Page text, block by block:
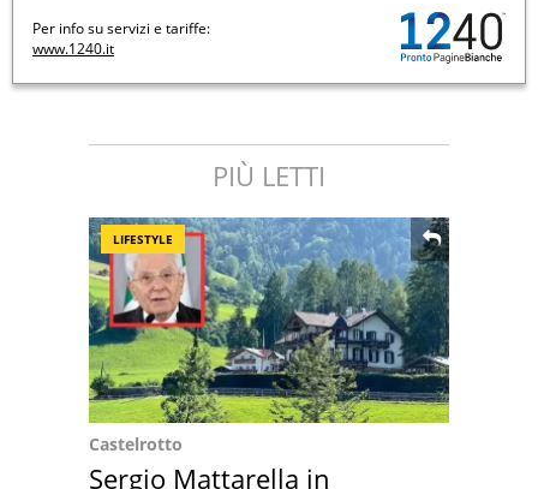
Per info su servizi e tariffe:
www.1240.it
PIÙ LETTI
LIFESTYLE
Castelrotto
Sergio Mattarella in